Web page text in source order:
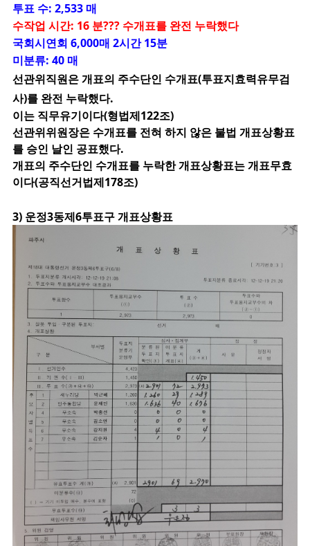
투표 수: 2,533 매
수작업 시간: 16 분??? 수개표를 완전 누락했다
국회시연회 6,000매 2시간 15분
미분류: 40 매
선관위직원은 개표의 주수단인 수개표(투표지효력유무검
사)를 완전 누락했다.
이는 직무유기이다(형법제122조)
선관위위원장은 수개표를 전혀 하지 않은 불법 개표상황표
를 승인 날인 공표했다.
개표의 주수단인 수개표를 누락한 개표상황표는 개표무효
이다(공직선거법제178조)
3) 운정3동제6투표구 개표상황표